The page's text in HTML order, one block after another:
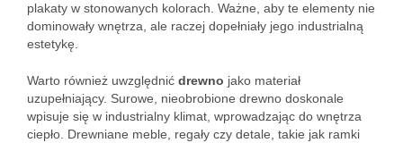
plakaty w stonowanych kolorach. Ważne, aby te elementy nie
dominowały wnętrza, ale raczej dopełniały jego industrialną
estetykę.
Warto również uwzględnić drewno jako materiał
uzupełniający. Surowe, nieobrobione drewno doskonale
wpisuje się w industrialny klimat, wprowadzając do wnętrza
ciepło. Drewniane meble, regały czy detale, takie jak ramki